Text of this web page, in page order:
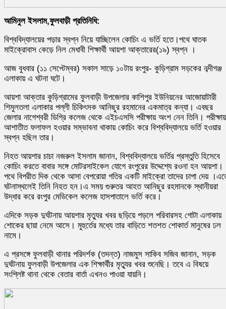
আমিনুল ইসলাম,ফুলবাড়ী প্রতিনিধি:
বিশ্ববিদ্যালয়ের পড়ার স্বপ্ন নিয়ে যাচ্ছিলেন কোচিং এ ভর্তি হতে।পথে ঘাতক
মাইক্রোবাস কেড়ে নিল মেধাবী শিক্ষার্থী আয়শা আক্তারের(১৯) স্বপ্ন ।
আজ বুধবার (১১ সেপ্টেম্বর) সকাল সাড়ে ১০টায় রংপুর- কুড়িগ্রাম সড়কের নব্দীগঞ্জ
এলাকায় এ ঘটনা ঘটে।
আয়শা আক্তার কুড়িগ্রামের ফুলবাড়ী উপজেলার কাশিপুর ইউনিয়নের আজোয়াটারী
শিমুলতলা এলাকার পল্লী চিকিৎসক আনিছুর রহমানের একমাত্র কন্যা। এবছর
জেলার নাগেশ্বরী ডিগ্রি কলেজ থেকে এইচএসসি পরীক্ষায় অংশ নেন তিনি। পরীক্ষায়
আশাতীত ফলাফল হওয়ার সম্ভাবনা থাকায় কোচিং করে বিশ্ববিদ্যালয়ে ভর্তি হওয়ার
স্বপ্ন হছিল তার।
নিহত আয়শার চাচা নজরুল ইসলাম জানান, বিশ্ববিদ্যালয়ে ভর্তির প্রস্তুতি হিসেবে
কোচিং করতে বাবার সঙ্গে মোটরসাইকেল যোগে রংপুরের উদ্দেশ্যে রওনা হন আয়শা।
পথে বিপরীত দিক থেকে আসা বেপরোয়া গতির একটি মাইক্রো তাদের চাপা দেয়
ঘটনাস্থলেই তিনি নিহত হন।এ সময় গুরুতর আহত আনিছুর রহমানকে স্থানীয়রা
উদ্ধার করে রংপুর মেডিকেল কলেজ হাসপাতালে ভর্তি করে।
এদিকে সড়ক দুর্ঘটনায় আয়শার মৃত্যুর খবর ছড়িয়ে পড়লে পরিবারসহ গোটা এলাকায়
শোকের ছায়া নেমে আসে। মুহুর্তের মধ্যে তার বাড়িতে শতশত শোকার্ত মানুষের ঢল
নামে।
এ প্রসঙ্গে ফুলবাড়ী থানার পরিদর্শক (তদন্ত) নাজমুস সাকিব সজিব জানান, সড়ক
দুর্ঘটনায় ফুলবাড়ী উপজেলার এক শিক্ষার্থীর মৃত্যুর খবর শুনেছি। তবে এ বিষয়ে
সংশ্লিষ্ট থানা থেকে বেতার বার্তা এখনও পাওয়া যায়নি।